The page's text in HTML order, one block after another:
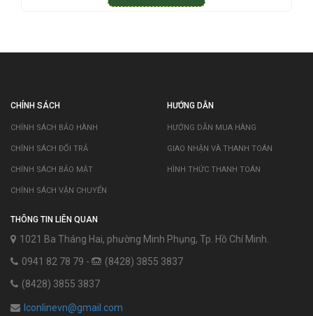
CHÍNH SÁCH
CHÍNH SÁCH BẢO HÀNH
CHÍNH SÁCH ĐỔI TRẢ
CHÍNH SÁCH BẢO MẬT
CHÍNH SÁCH VẬN CHUYỂN
HƯỚNG DẪN
HƯỚNG DẪN MUA HÀNG
GIAO NHẬN VÀ THANH TOÁN
HÌNH THỨC THANH TOÁN
THÔNG TIN LIÊN QUAN
1021 Ba Tháng Hai, phường Minh Phụng, Tp. Hồ Chí Minh.
0941 82 78 79 -
(8428) 3855 3837
(8428) 3855 3837
lconlinevn@gmail.com